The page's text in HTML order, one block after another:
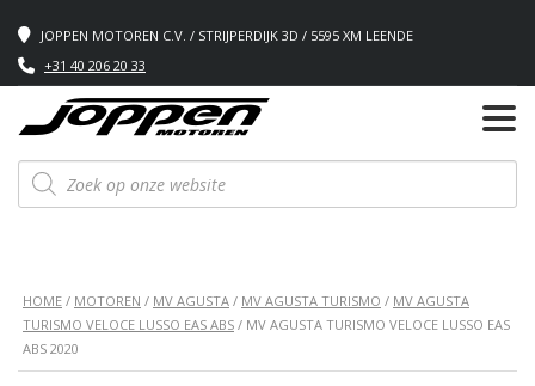
JOPPEN MOTOREN C.V. / STRIJPERDIJK 3D / 5595 XM LEENDE
+31 40 206 20 33
Producten
zoeken
HOME / MOTOREN / MV AGUSTA / MV AGUSTA TURISMO / MV AGUSTA
TURISMO VELOCE LUSSO EAS ABS / MV AGUSTA TURISMO VELOCE LUSSO EAS
ABS 2020